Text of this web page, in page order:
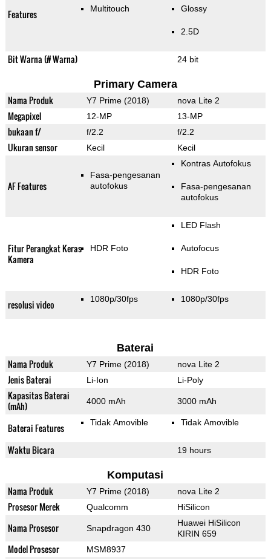
Features Multitouch Glossy
2.5D
Bit Warna (# Warna) 24 bit
Primary Camera
Nama Produk Y7 Prime (2018) nova Lite 2
Megapixel 12-MP 13-MP
bukaan f/ f/2.2 f/2.2
Ukuran sensor Kecil Kecil
AF Features
Fasa-pengesanan
autofokus
Kontras Autofokus
Fasa-pengesanan
autofokus
Fitur Perangkat Keras
Kamera
HDR Foto
LED Flash
Autofocus
HDR Foto
resolusi video 1080p/30fps 1080p/30fps
Baterai
Nama Produk Y7 Prime (2018) nova Lite 2
Jenis Baterai Li-Ion Li-Poly
Kapasitas Baterai
(mAh)
4000 mAh 3000 mAh
Baterai Features Tidak Amovible Tidak Amovible
Waktu Bicara 19 hours
Komputasi
Nama Produk Y7 Prime (2018) nova Lite 2
Prosesor Merek Qualcomm HiSilicon
Nama Prosesor Snapdragon 430
Huawei HiSilicon
KIRIN 659
Model Prosesor MSM8937